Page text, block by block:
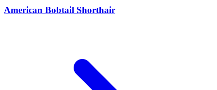
American Bobtail Shorthair